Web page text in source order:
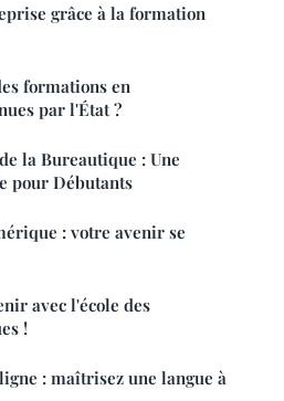
grâce à la formation
formations en
par l'État ?
la Bureautique : Une
pour Débutants
: votre avenir se
avec l'école des
!
: maîtrisez une langue à